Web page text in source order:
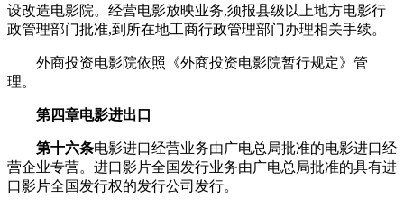
设改造电影院。经营电影放映业务,须报县级以上地方电影行
政管理部门批准,到所在地工商行政管理部门办理相关手续。
外商投资电影院依照《外商投资电影院暂行规定》管
理。
第四章电影进出口
第十六条电影进口经营业务由广电总局批准的电影进口经
营企业专营。进口影片全国发行业务由广电总局批准的具有进
口影片全国发行权的发行公司发行。